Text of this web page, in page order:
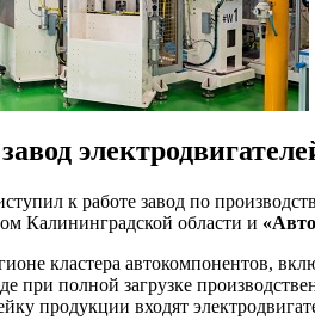
к работе завод по
Калининградской области и
кластера автокомпонентов,
при полной загрузке
продукции входят